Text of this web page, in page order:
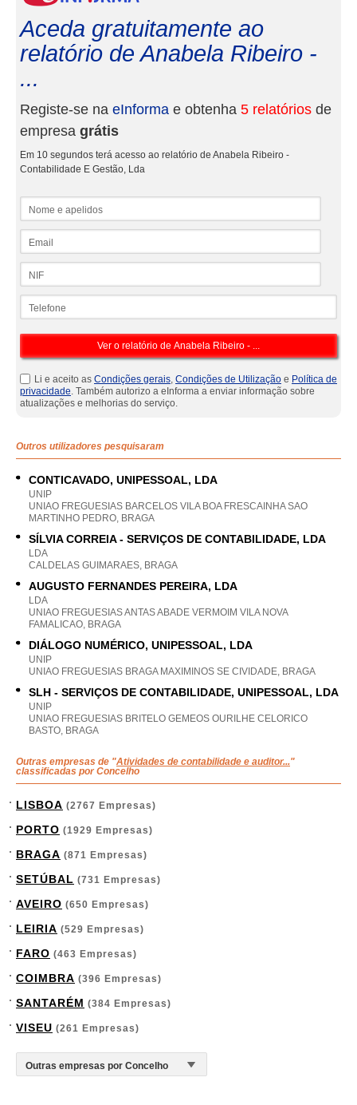
Aceda gratuitamente ao
relatório de Anabela Ribeiro -
...
Registe-se na eInforma e obtenha 5 relatórios de
empresa grátis
Em 10 segundos terá acesso ao relatório de Anabela Ribeiro -
Contabilidade E Gestão, Lda
Li e aceito as Condições gerais, Condições de Utilização e Política de
privacidade. Também autorizo a eInforma a enviar informação sobre
atualizações e melhorias do serviço.
Outros utilizadores pesquisaram
CONTICAVADO, UNIPESSOAL, LDA
UNIP
UNIAO FREGUESIAS BARCELOS VILA BOA FRESCAINHA SAO
MARTINHO PEDRO, BRAGA
SÍLVIA CORREIA - SERVIÇOS DE CONTABILIDADE, LDA
LDA
CALDELAS GUIMARAES, BRAGA
AUGUSTO FERNANDES PEREIRA, LDA
LDA
UNIAO FREGUESIAS ANTAS ABADE VERMOIM VILA NOVA
FAMALICAO, BRAGA
DIÁLOGO NUMÉRICO, UNIPESSOAL, LDA
UNIP
UNIAO FREGUESIAS BRAGA MAXIMINOS SE CIVIDADE, BRAGA
SLH - SERVIÇOS DE CONTABILIDADE, UNIPESSOAL, LDA
UNIP
UNIAO FREGUESIAS BRITELO GEMEOS OURILHE CELORICO
BASTO, BRAGA
Outras empresas de "Atividades de contabilidade e auditor..."
classificadas por Concelho
LISBOA (2767 Empresas)
PORTO (1929 Empresas)
BRAGA (871 Empresas)
SETÚBAL (731 Empresas)
AVEIRO (650 Empresas)
LEIRIA (529 Empresas)
FARO (463 Empresas)
COIMBRA (396 Empresas)
SANTARÉM (384 Empresas)
VISEU (261 Empresas)